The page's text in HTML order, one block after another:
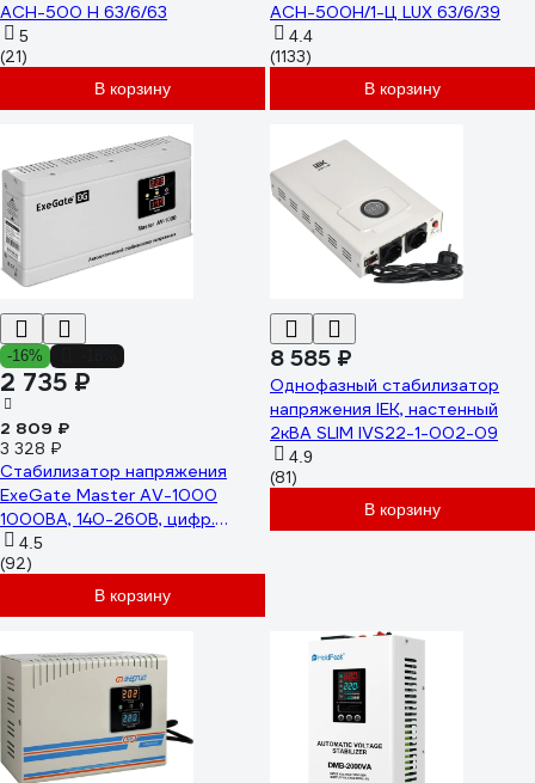
АСН-500 Н 63/6/63
5
(21)
В корзину
АСН-500Н/1-Ц LUX 63/6/39
4.4
(1133)
В корзину
-16%
2 735 ₽
2 809 ₽
3 328 ₽
Стабилизатор напряжения
ExeGate Master AV-1000
1000ВА, 140-260В, цифр.
индикация вход вых.
напряжения, 220В-8%, КПД
98%, 5 уровней защиты,
задержка, метал.корпус
4.5
(92)
В корзину
8 585 ₽
Однофазный стабилизатор
напряжения IEK, настенный
2кВА SLIM IVS22-1-002-09
4.9
(81)
В корзину